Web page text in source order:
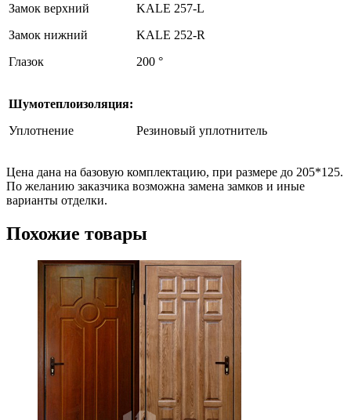
Замок верхний
Замок нижний
Глазок
KALE 257-L
KALE 252-R
200 °
Шумотеплоизоляция:
Уплотнение
Резиновый уплотнитель
Цена дана на базовую комплектацию, при размере до 205*125.
По желанию заказчика возможна замена замков и иные
варианты отделки.
Похожие товары